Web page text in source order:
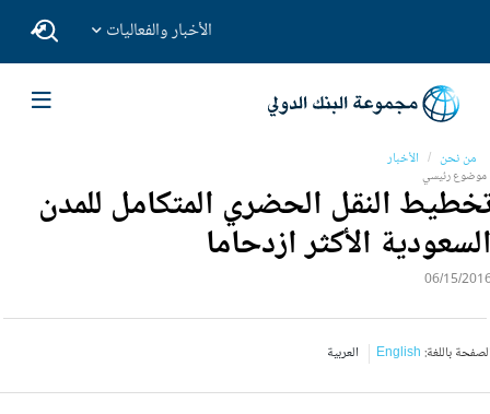
الأخبار والفعاليات
من نحن الأخبار
موضوع رئيسي
النقل الحضري المتكامل للمدن
الأكثر ازدحاما
06/15/
باللغة:English العربية